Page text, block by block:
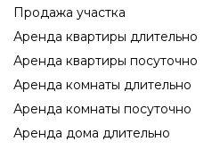
Продажа участка
Аренда квартиры длительно
Аренда квартиры посуточно
Аренда комнаты длительно
Аренда комнаты посуточно
Аренда дома длительно